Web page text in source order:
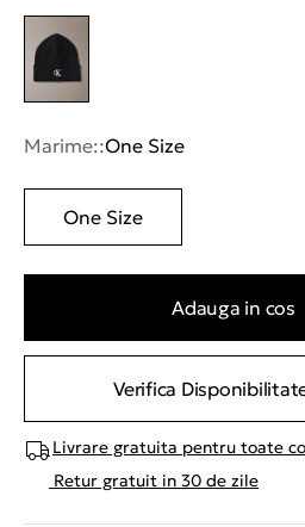
Marime::One Size
One Size
Adauga in cos
Verifica
Livrare gratuita pentru toate
Retur gratuit in 30 de zile